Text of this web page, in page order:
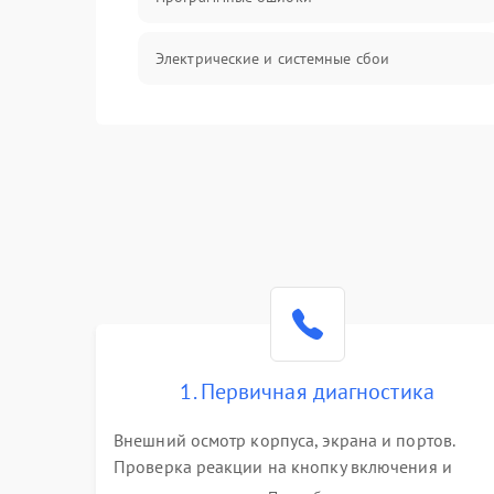
Электрические и системные сбои
Система охлаждения
1. Первичная диагностика
Внешний осмотр корпуса, экрана и портов.
Проверка реакции на кнопку включения и